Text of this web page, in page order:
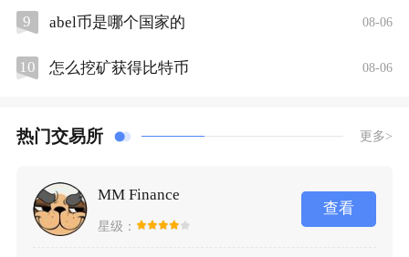
9 abel币是哪个国家的 08-06
10 怎么挖矿获得比特币 08-06
热门交易所 更多>
MM Finance
星级：
查看